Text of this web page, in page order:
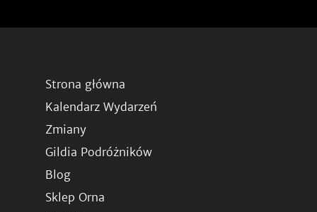
Strona główna
Kalendarz Wydarzeń
Zmiany
Gildia Podróżników
Blog
Sklep Orna